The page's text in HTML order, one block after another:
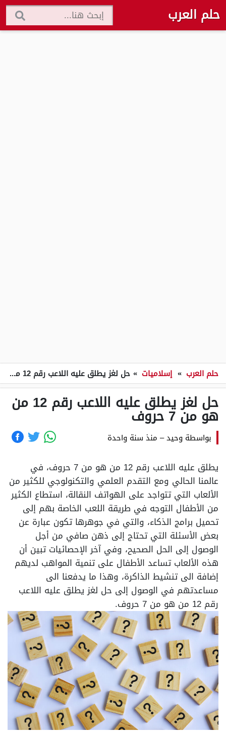
حلم العرب
حلم العرب » إسلاميات » حل لغز يطلق عليه اللاعب رقم 12 من هو من 7 حروف
حل لغز يطلق عليه اللاعب رقم 12 من
هو من 7 حروف
بواسطة وحيد– منذ سنة واحدة
يطلق عليه اللاعب رقم 12 من هو من 7 حروف، في
عالمنا الحالي ومع التقدم العلمي والتكنولوجي للكثير من
الألعاب التي تتواجد على الهواتف النقالة، استطاع الكثير
من الأطفال التوجه في طريقة اللعب الخاصة بهم إلى
تحميل برامج الذكاء، والتي في جوهرها تكون عبارة عن
بعض الأسئلة التي تحتاج إلى ذهن صافي من أجل
الوصول إلى الحل الصحيح، وفي آخر الإحصائيات تبين أن
هذه الألعاب تساعد الأطفال على تنمية المواهب لديهم
إضافة الى تنشيط الذاكرة، وهذا ما يدفعنا الى
مساعدتهم في الوصول إلى حل لغز يطلق عليه اللاعب
رقم 12 من هو من 7 حروف.